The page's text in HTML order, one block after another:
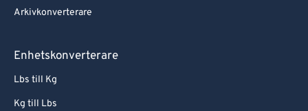
Arkivkonverterare
Enhetskonverterare
Lbs till Kg
Kg till Lbs